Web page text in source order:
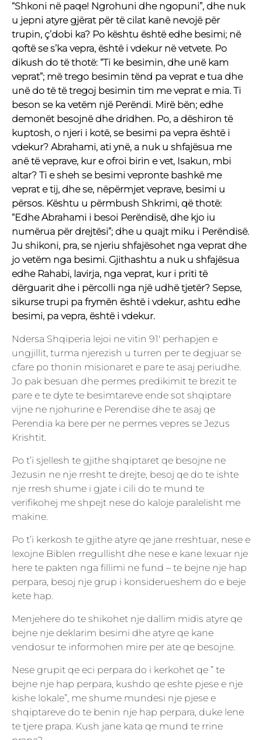
“Shkoni në paqe! Ngrohuni dhe ngopuni”, dhe nuk
u jepni atyre gjërat për të cilat kanë nevojë për
trupin, ç’dobi ka? Po kështu është edhe besimi; në
qoftë se s’ka vepra, është i vdekur në vetvete. Po
dikush do të thotë: “Ti ke besimin, dhe unë kam
veprat”; më trego besimin tënd pa veprat e tua dhe
unë do të të tregoj besimin tim me veprat e mia. Ti
beson se ka vetëm një Perëndi. Mirë bën; edhe
demonët besojnë dhe dridhen. Po, a dëshiron të
kuptosh, o njeri i kotë, se besimi pa vepra është i
vdekur? Abrahami, ati ynë, a nuk u shfajësua me
anë të veprave, kur e ofroi birin e vet, Isakun, mbi
altar? Ti e sheh se besimi vepronte bashkë me
veprat e tij, dhe se, nëpërmjet veprave, besimi u
përsos. Kështu u përmbush Shkrimi, që thotë:
“Edhe Abrahami i besoi Perëndisë, dhe kjo iu
numërua për drejtësi”; dhe u quajt miku i Perëndisë.
Ju shikoni, pra, se njeriu shfajësohet nga veprat dhe
jo vetëm nga besimi. Gjithashtu a nuk u shfajësua
edhe Rahabi, lavirja, nga veprat, kur i priti të
dërguarit dhe i përcolli nga një udhë tjetër? Sepse,
sikurse trupi pa frymën është i vdekur, ashtu edhe
besimi, pa vepra, është i vdekur.
Ndersa Shqiperia lejoi ne vitin 91′ perhapjen e
ungjillit, turma njerezish u turren per te degjuar se
cfare po thonin misionaret e pare te asaj periudhe.
Jo pak besuan dhe permes predikimit te brezit te
pare e te dyte te besimtareve ende sot shqiptare
vijne ne njohurine e Perendise dhe te asaj qe
Perendia ka bere per ne permes vepres se Jezus
Krishtit.
Po t’i sjellesh te gjithe shqiptaret qe besojne ne
Jezusin ne nje rresht te drejte, besoj qe do te ishte
nje rresh shume i gjate i cili do te mund te
verifikohej me shpejt nese do kaloje paralelisht me
makine.
Po t’i kerkosh te gjithe atyre qe jane rreshtuar, nese e
lexojne Biblen rregullisht dhe nese e kane lexuar nje
here te pakten nga fillimi ne fund – te bejne nje hap
perpara, besoj nje grup i konsiderueshem do e beje
kete hap.
Menjehere do te shikohet nje dallim midis atyre qe
bejne nje deklarim besimi dhe atyre qe kane
vendosur te informohen mire per ate qe besojne.
Nese grupit qe eci perpara do i kerkohet qe ” te
bejne nje hap perpara, kushdo qe eshte pjese e nje
kishe lokale”, me shume mundesi nje pjese e
shqiptareve do te benin nje hap perpara, duke lene
te tjere prapa. Kush jane kata qe mund te rrine